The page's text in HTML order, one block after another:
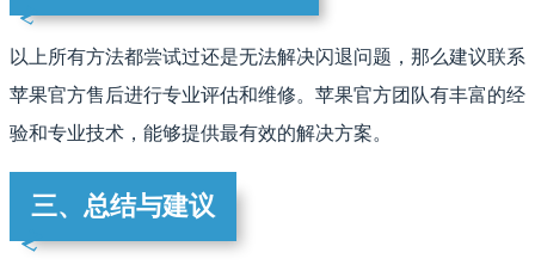
以上所有方法都尝试过还是无法解决闪退问题，那么建议联系
苹果官方售后进行专业评估和维修。苹果官方团队有丰富的经
验和专业技术，能够提供最有效的解决方案。
三、总结与建议